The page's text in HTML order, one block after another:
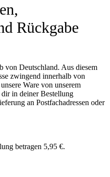
Rückgabe
von Deutschland. Aus diesem
zwingend innerhalb von
Ware von unserem
in deiner Bestellung
an Postfachadressen oder
betragen 5,95 €.